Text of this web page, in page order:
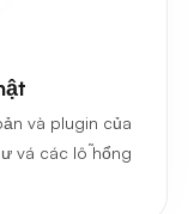
và plugin của
vá các lỗ hổng